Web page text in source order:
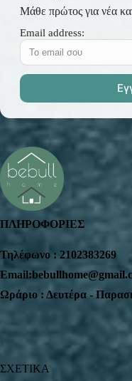
Μάθε πρώτος για νέα
Email address:
ΠΛΗΡΟΦΟΡΙΕΣ
Τηλέφωνο : 2102383269
Ωράριο : Δευτέρα -
ΣΧΕΤΙΚΑ